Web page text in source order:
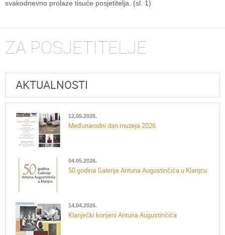
svakodnevno prolaze tisuće posjetitelja. (sl. 1)
ZA POSJETITELJE
AKTUALNOSTI
12.05.2026.
Međunarodni dan muzeja 2026.
04.05.2026.
50 godina Galerije Antuna Augustinčića u Klanjcu
14.04.2026.
Klanječki korijeni Antuna Augustinčića